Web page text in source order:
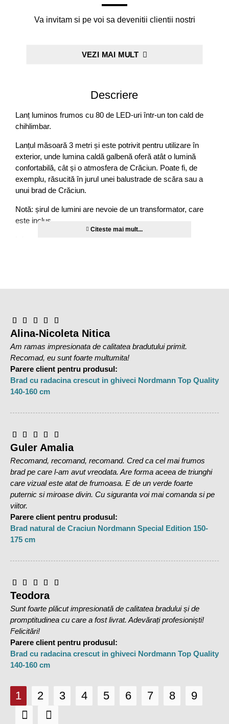
Descriere
Lanț luminos frumos cu 80 de LED-uri într-un ton cald de
chihlimbar.
Lanțul măsoară 3 metri și este potrivit pentru utilizare în
exterior, unde lumina caldă galbenă oferă atât o lumină
confortabilă, cât și o atmosfera de Crăciun. Poate fi, de
exemplu, răsucită în jurul unei balustrade de scăra sau a
unui brad de Crăciun.
Notă: șirul de lumini are nevoie de un transformator, care
este inclus.
Grad de etanșeitate: IP44 (aprobat pentru utilizare în
exterior)
Culoare (cablu): negru
Import din Danemarca
Se foloseste atat in interior cat si in exterior
Va invitam si pe voi sa devenitii clientii nostri
VEZI MAI MULT
Alina-Nicoleta Nitica
Am ramas impresionata de calitatea bradutului primit.
Recomad, eu sunt foarte multumita!
Parere client pentru produsul:
Brad cu radacina crescut in ghiveci Nordmann Top Quality
140-160 cm
Guler Amalia
Recomand, recomand, recomand. Cred ca cel mai frumos
brad pe care l-am avut vreodata. Are forma aceea de triunghi
care vizual este atat de frumoasa. E de un verde foarte
puternic si miroase divin. Cu siguranta voi mai comanda si pe
viitor.
Parere client pentru produsul:
Brad natural de Craciun Nordmann Special Edition 150-
175 cm
Teodora
Sunt foarte plăcut impresionată de calitatea bradului și de
promptitudinea cu care a fost livrat. Adevărați profesioniști!
Felicitări!
Parere client pentru produsul:
Brad cu radacina crescut in ghiveci Nordmann Top Quality
140-160 cm
1 2 3 4 5 6 7 8 9